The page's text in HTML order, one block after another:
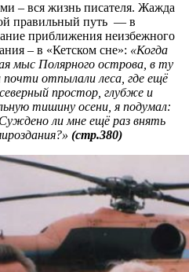
– вся жизнь писателя. Жажда
правильный путь — в
приближения неизбежного
– в «Кетском сне»: «Когда
мыс Полярного острова, в ту
почти отпылали леса, где ещё
простор, глубже и
тишину осени, я подумал:
ли мне ещё раз внять
(стр.380)